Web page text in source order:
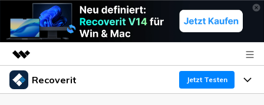
Top-Produkte
Recoverit Jetzt Testen